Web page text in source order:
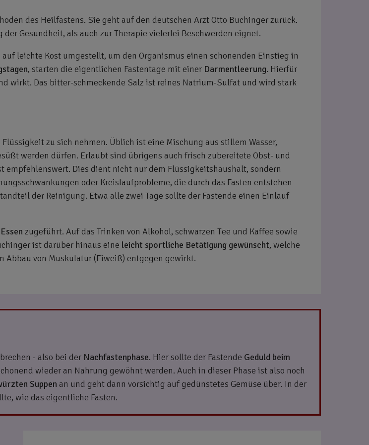
des Heilfastens. Sie geht auf den deutschen Arzt Otto Buchinger zurück.
Gesundheit, als auch zur Therapie vielerlei Beschwerden eignet.
leichte Kost umgestellt, um den Organismus einen schonenden Einstieg in
, starten die eigentlichen Fastentage mit einer Darmentleerung. Hierfür
wirkt. Das bitter-schmeckende Salz ist reines Natrium-Sulfat und wird stark
zu sich nehmen. Üblich ist eine Mischung aus stillem Wasser,
werden dürfen. Erlaubt sind übrigens auch frisch zubereitete Obst- und
empfehlenswert. Dies dient nicht nur dem Flüssigkeitshaushalt, sondern
oder Kreislaufprobleme, die durch das Fasten entstehen
der Reinigung. Etwa alle zwei Tage sollte der Fastende einen Einlauf
zugeführt. Auf das Trinken von Alkohol, schwarzen Tee und Kaffee sowie
ist darüber hinaus eine leicht sportliche Betätigung gewünscht, welche
Abbau von Muskulatur (Eiweiß) entgegen gewirkt.
- also bei der Nachfastenphase. Hier sollte der Fastende Geduld beim
wieder an Nahrung gewöhnt werden. Auch in dieser Phase ist also noch
Suppen an und geht dann vorsichtig auf gedünstetes Gemüse über. In der
wie das eigentliche Fasten.